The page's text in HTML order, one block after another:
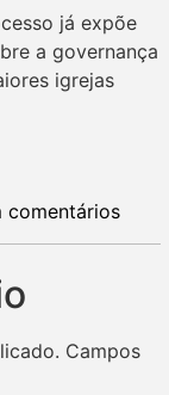
já expõe
a governança
igrejas
comentários
Campos